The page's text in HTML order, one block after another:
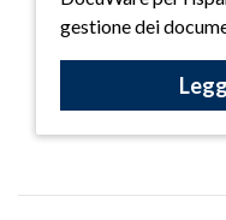
gestione dei